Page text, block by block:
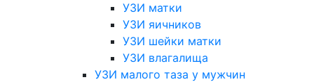
УЗИ матки
УЗИ яичников
УЗИ шейки матки
УЗИ влагалища
УЗИ малого таза у мужчин